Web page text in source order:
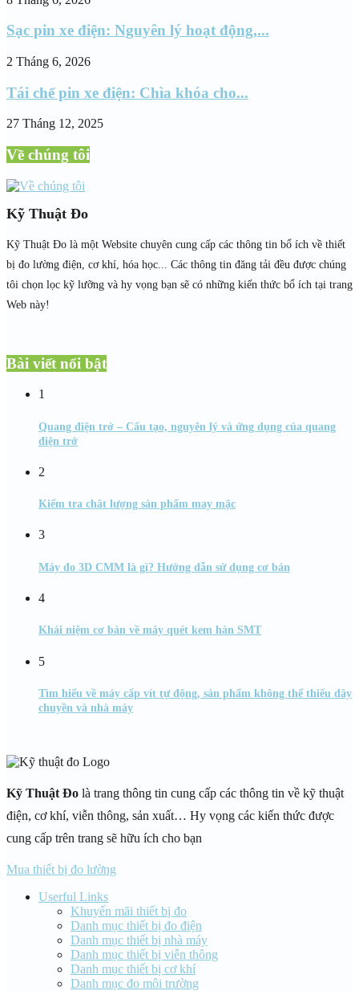
Sạc pin xe điện: Nguyên lý hoạt động,...
2 Tháng 6, 2026
Tái chế pin xe điện: Chìa khóa cho...
27 Tháng 12, 2025
Về chúng tôi
Kỹ Thuật Đo
Kỹ Thuật Đo là một Website chuyên cung cấp các thông tin bổ ích về thiết
bị đo lường điện, cơ khí, hóa học... Các thông tin đăng tải đều được chúng
tôi chọn lọc kỹ lưỡng và hy vọng bạn sẽ có những kiến thức bổ ích tại trang
Web này!
Bài viết nổi bật
1
Quang điện trở – Cấu tạo, nguyên lý và ứng dụng của quang
điện trở
2
Kiểm tra chât lượng sản phẩm may mặc
3
Máy đo 3D CMM là gì? Hướng dẫn sử dụng cơ bản
4
Khái niệm cơ bản về máy quét kem hàn SMT
5
Tìm hiểu về máy cấp vít tự động, sản phẩm không thể thiếu dây
chuyền và nhà máy
Kỹ Thuật Đo là trang thông tin cung cấp các thông tin về kỹ thuật
điện, cơ khí, viễn thông, sản xuất… Hy vọng các kiến thức được
cung cấp trên trang sẽ hữu ích cho bạn
Mua thiết bị đo lường
Userful Links
Khuyến mãi thiết bị đo
Danh mục thiết bị đo điện
Danh mục thiết bị nhà máy
Danh mục thiết bị viễn thông
Danh mục thiết bị cơ khí
Danh mục đo môi trường